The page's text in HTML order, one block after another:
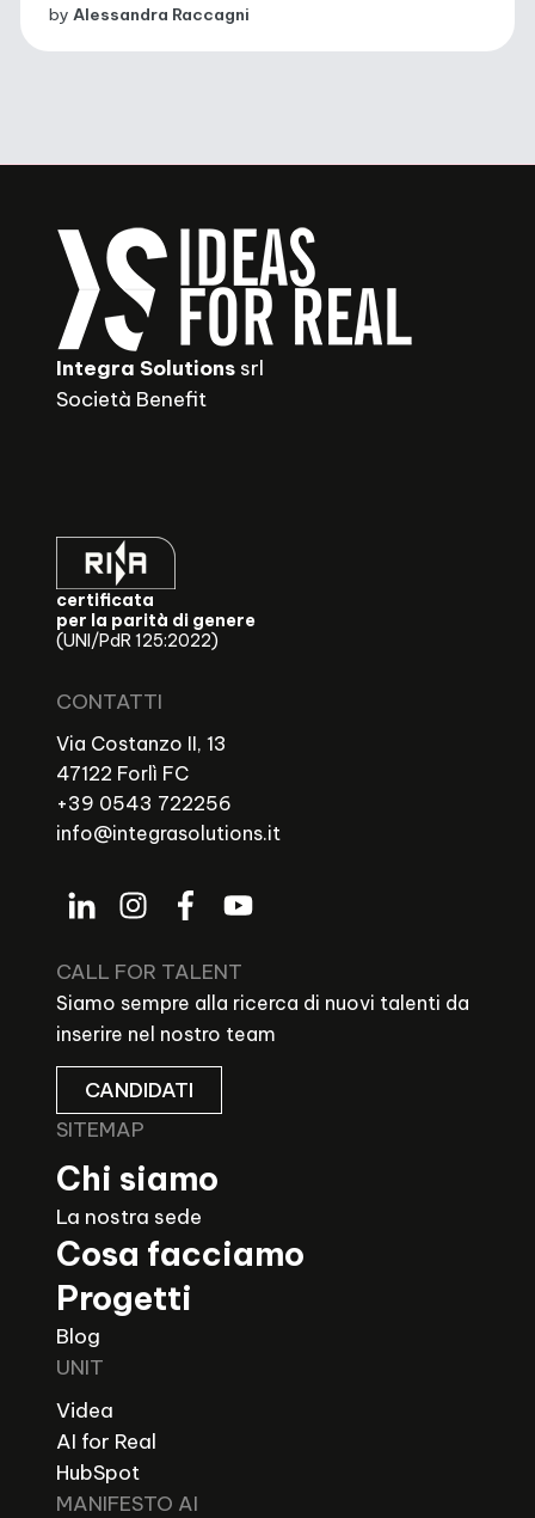
by Alessandra Raccagni
Integra Solutions srl
Società Benefit
certificata
per la parità di genere
(UNI/PdR 125:2022)
CONTATTI
Via Costanzo II, 13
47122 Forlì FC
+39 0543 722256
info@integrasolutions.it
CALL FOR TALENT
Siamo sempre alla ricerca di nuovi talenti da
inserire nel nostro team
CANDIDATI
SITEMAP
Chi siamo
La nostra sede
Cosa facciamo
Progetti
Blog
UNIT
Videa
AI for Real
HubSpot
MANIFESTO AI